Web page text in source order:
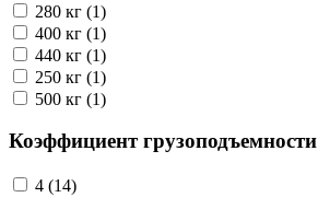
280 кг (1)
400 кг (1)
440 кг (1)
250 кг (1)
500 кг (1)
Коэффициент грузоподъемности
4 (14)